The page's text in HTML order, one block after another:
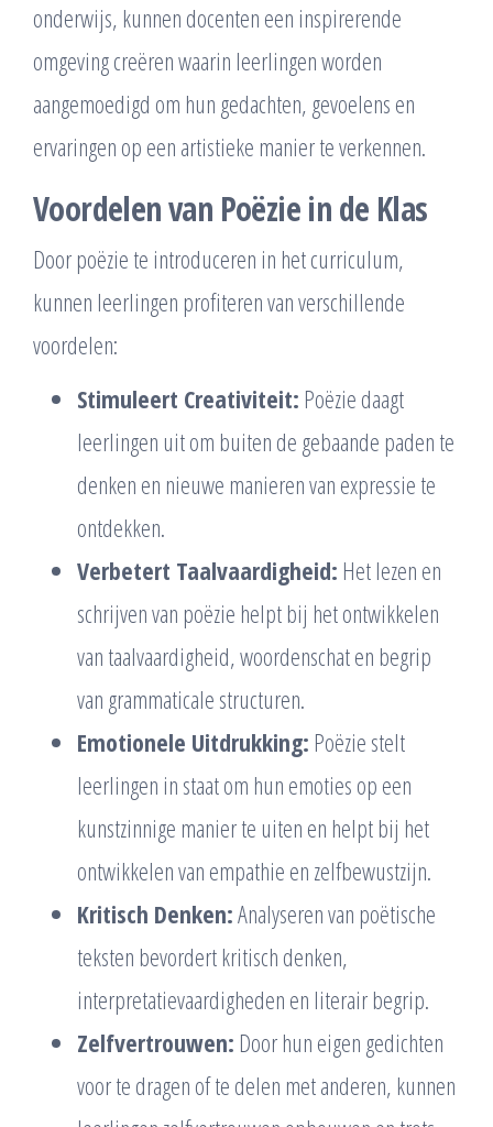
onderwijs, kunnen docenten een inspirerende
omgeving creëren waarin leerlingen worden
aangemoedigd om hun gedachten, gevoelens en
ervaringen op een artistieke manier te verkennen.
Voordelen van Poëzie in de Klas
Door poëzie te introduceren in het curriculum,
kunnen leerlingen profiteren van verschillende
voordelen:
Stimuleert Creativiteit: Poëzie daagt
leerlingen uit om buiten de gebaande paden te
denken en nieuwe manieren van expressie te
ontdekken.
Verbetert Taalvaardigheid: Het lezen en
schrijven van poëzie helpt bij het ontwikkelen
van taalvaardigheid, woordenschat en begrip
van grammaticale structuren.
Emotionele Uitdrukking: Poëzie stelt
leerlingen in staat om hun emoties op een
kunstzinnige manier te uiten en helpt bij het
ontwikkelen van empathie en zelfbewustzijn.
Kritisch Denken:Analyseren van poëtische
teksten bevordert kritisch denken,
interpretatievaardigheden en literair begrip.
Zelfvertrouwen: Door hun eigen gedichten
voor te dragen of te delen met anderen, kunnen